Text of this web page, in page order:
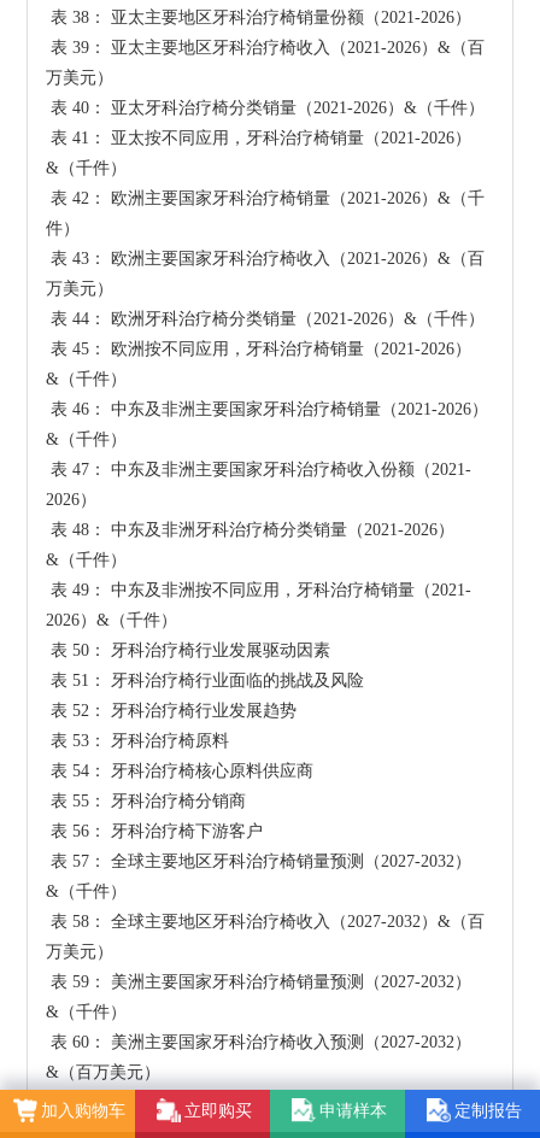
加入购物车 立即购买 申请样本 定制报告